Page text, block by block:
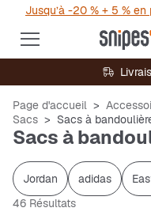
Jusqu’à -20 % + 5 %
Page d'accueil
Sacs
Sacs à
Sacs à
Jordan adidas
46 Résultats